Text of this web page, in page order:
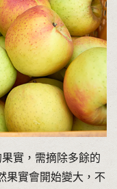
實，需摘除多餘的
果實會開始變大，不